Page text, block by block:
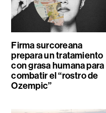
Firma surcoreana
prepara un tratamiento
con grasa humana para
combatir el “rostro de
Ozempic”